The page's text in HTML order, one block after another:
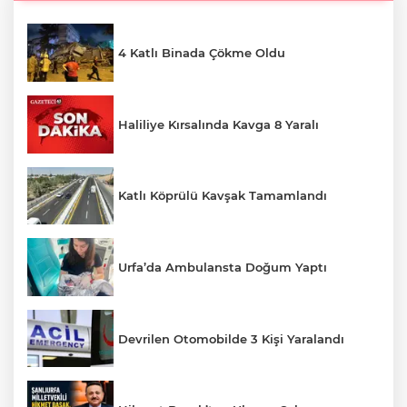
4 Katlı Binada Çökme Oldu
Haliliye Kırsalında Kavga 8 Yaralı
Katlı Köprülü Kavşak Tamamlandı
Urfa’da Ambulansta Doğum Yaptı
Devrilen Otomobilde 3 Kişi Yaralandı